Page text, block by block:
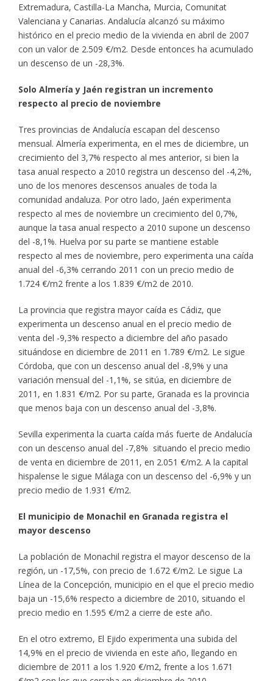
Extremadura, Castilla-La Mancha, Murcia, Comunitat
Valenciana y Canarias. Andalucía alcanzó su máximo
histórico en el precio medio de la vivienda en abril de 2007
con un valor de 2.509 €/m2. Desde entonces ha acumulado
un descenso de un -28,3%.
Solo Almería y Jaén registran un incremento
respecto al precio de noviembre
Tres provincias de Andalucía escapan del descenso
mensual. Almería experimenta, en el mes de diciembre, un
crecimiento del 3,7% respecto al mes anterior, si bien la
tasa anual respecto a 2010 registra un descenso del -4,2%,
uno de los menores descensos anuales de toda la
comunidad andaluza. Por otro lado, Jaén experimenta
respecto al mes de noviembre un crecimiento del 0,7%,
aunque la tasa anual respecto a 2010 supone un descenso
del -8,1%. Huelva por su parte se mantiene estable
respecto al mes de noviembre, pero experimenta una caída
anual del -6,3% cerrando 2011 con un precio medio de
1.724 €/m2 frente a los 1.839 €/m2 de 2010.
La provincia que registra mayor caída es Cádiz, que
experimenta un descenso anual en el precio medio de
venta del -9,3% respecto a diciembre del año pasado
situándose en diciembre de 2011 en 1.789 €/m2. Le sigue
Córdoba, que con un descenso anual del -8,9% y una
variación mensual del -1,1%, se sitúa, en diciembre de
2011, en 1.831 €/m2. Por su parte, Granada es la provincia
que menos baja con un descenso anual del -3,8%.
Sevilla experimenta la cuarta caída más fuerte de Andalucía
con un descenso anual del -7,8% situando el precio medio
de venta en diciembre de 2011, en 2.051 €/m2. A la capital
hispalense le sigue Málaga con un descenso del -6,9% y un
precio medio de 1.931 €/m2.
El municipio de Monachil en Granada registra el
mayor descenso
La población de Monachil registra el mayor descenso de la
región, un -17,5%, con precio de 1.672 €/m2. Le sigue La
Línea de la Concepción, municipio en el que el precio medio
baja un -15,6% respecto a diciembre de 2010, situando el
precio medio en 1.595 €/m2 a cierre de este año.
En el otro extremo, El Ejido experimenta una subida del
14,9% en el precio de vivienda en este año, llegando en
diciembre de 2011 a los 1.920 €/m2, frente a los 1.671